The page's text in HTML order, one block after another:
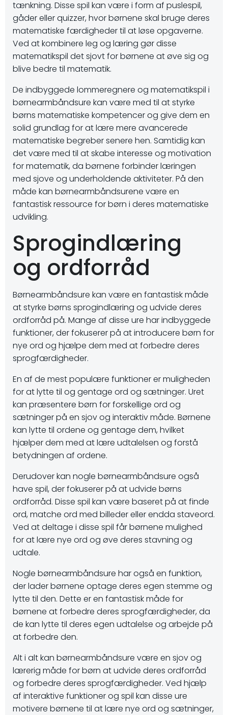
tænkning. Disse spil kan være i form af puslespil,
gåder eller quizzer, hvor børnene skal bruge deres
matematiske færdigheder til at løse opgaverne.
Ved at kombinere leg og læring gør disse
matematikspil det sjovt for børnene at øve sig og
blive bedre til matematik.
De indbyggede lommeregnere og matematikspil i
børnearmbåndsure kan være med til at styrke
børns matematiske kompetencer og give dem en
solid grundlag for at lære mere avancerede
matematiske begreber senere hen. Samtidig kan
det være med til at skabe interesse og motivation
for matematik, da børnene forbinder læringen
med sjove og underholdende aktiviteter. På den
måde kan børnearmbåndsurene være en
fantastisk ressource for børn i deres matematiske
udvikling.
Sprogindlæring
og ordforråd
Børnearmbåndsure kan være en fantastisk måde
at styrke børns sprogindlæring og udvide deres
ordforråd på. Mange af disse ure har indbyggede
funktioner, der fokuserer på at introducere børn for
nye ord og hjælpe dem med at forbedre deres
sprogfærdigheder.
En af de mest populære funktioner er muligheden
for at lytte til og gentage ord og sætninger. Uret
kan præsentere børn for forskellige ord og
sætninger på en sjov og interaktiv måde. Børnene
kan lytte til ordene og gentage dem, hvilket
hjælper dem med at lære udtalelsen og forstå
betydningen af ordene.
Derudover kan nogle børnearmbåndsure også
have spil, der fokuserer på at udvide børns
ordforråd. Disse spil kan være baseret på at finde
ord, matche ord med billeder eller endda staveord.
Ved at deltage i disse spil får børnene mulighed
for at lære nye ord og øve deres stavning og
udtale.
Nogle børnearmbåndsure har også en funktion,
der lader børnene optage deres egen stemme og
lytte til den. Dette er en fantastisk måde for
børnene at forbedre deres sprogfærdigheder, da
de kan lytte til deres egen udtalelse og arbejde på
at forbedre den.
Alt i alt kan børnearmbåndsure være en sjov og
lærerig måde for børn at udvide deres ordforråd
og forbedre deres sprogfærdigheder. Ved hjælp
af interaktive funktioner og spil kan disse ure
motivere børnene til at lære nye ord og sætninger,